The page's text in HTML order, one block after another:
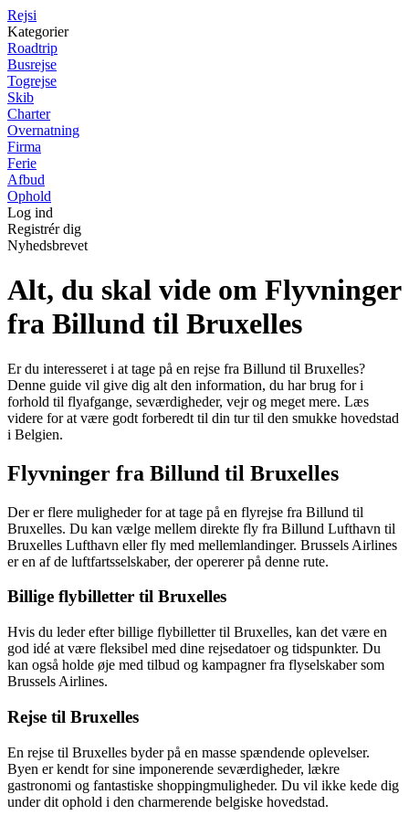
Rejsi
Kategorier
Roadtrip
Busrejse
Togrejse
Skib
Charter
Overnatning
Firma
Ferie
Afbud
Ophold
Log ind
Registrér dig
Nyhedsbrevet
Alt, du skal vide om Flyvninger
fra Billund til Bruxelles
Er du interesseret i at tage på en rejse fra Billund til Bruxelles?
Denne guide vil give dig alt den information, du har brug for i
forhold til flyafgange, seværdigheder, vejr og meget mere. Læs
videre for at være godt forberedt til din tur til den smukke hovedstad
i Belgien.
Flyvninger fra Billund til Bruxelles
Der er flere muligheder for at tage på en flyrejse fra Billund til
Bruxelles. Du kan vælge mellem direkte fly fra Billund Lufthavn til
Bruxelles Lufthavn eller fly med mellemlandinger. Brussels Airlines
er en af de luftfartsselskaber, der opererer på denne rute.
Billige flybilletter til Bruxelles
Hvis du leder efter billige flybilletter til Bruxelles, kan det være en
god idé at være fleksibel med dine rejsedatoer og tidspunkter. Du
kan også holde øje med tilbud og kampagner fra flyselskaber som
Brussels Airlines.
Rejse til Bruxelles
En rejse til Bruxelles byder på en masse spændende oplevelser.
Byen er kendt for sine imponerende seværdigheder, lækre
gastronomi og fantastiske shoppingmuligheder. Du vil ikke kede dig
under dit ophold i den charmerende belgiske hovedstad.